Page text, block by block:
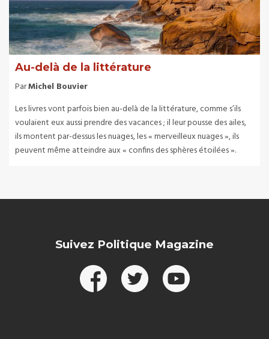
Au-delà de la littérature
ParMichel Bouvier
Les livres vont parfois bien au-delà de la littérature, comme s’ils
voulaient eux aussi prendre des vacances ; il leur pousse des ailes,
ils montent par-dessus les nuages, les « merveilleux nuages », ils
peuvent même atteindre aux « confins des sphères étoilées ».
Suivez Politique Magazine